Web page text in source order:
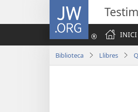
JW.ORG
INICI
Biblioteca Llibres